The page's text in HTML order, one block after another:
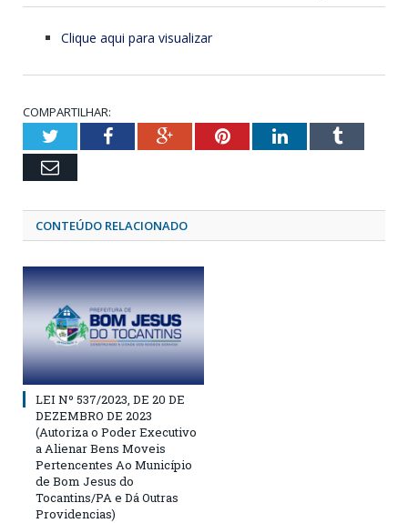
Clique aqui para visualizar
COMPARTILHAR:
TwitterFacebookGoogle+PinterestLinkedInTumblr
Email
CONTEÚDO RELACIONADO
LEI Nº 537/2023, DE 20 DE
DEZEMBRO DE 2023
(Autoriza o Poder Executivo
a Alienar Bens Moveis
Pertencentes Ao Município
de Bom Jesus do
Tocantins/PA e Dá Outras
Providencias)